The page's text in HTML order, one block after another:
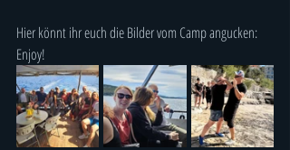
Hier könnt ihr euch die Bilder vom Camp angucken:
Enjoy!